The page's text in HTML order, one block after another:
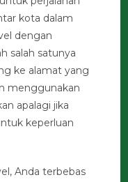
kota dalam
dengan
salah satunya
ke alamat yang
menggunakan
apalagi jika
keperluan
Anda terbebas